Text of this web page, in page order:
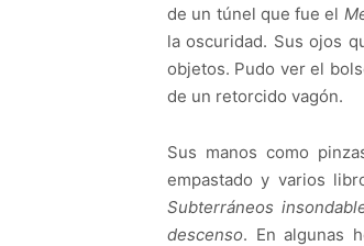
de un túnel que fue el
la oscuridad. Sus ojos
objetos. Pudo ver el
de un retorcido vagón.
Sus manos como
empastado y varios
Subterráneos
descenso. En algunas